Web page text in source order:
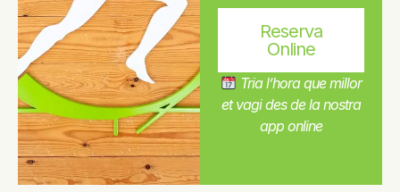
Reserva
Online
Tria l’hora que millor
et vagi des de la nostra
app online